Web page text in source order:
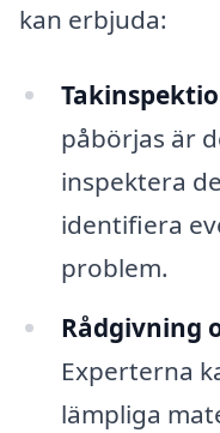
kan erbjuda:
påbörjas är
inspektera
identifiera
problem.
Rådgivning
Experterna
lämpliga